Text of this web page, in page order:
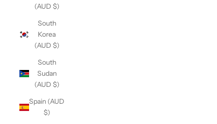
(AUD $)
South
Korea
(AUD $)
South
Sudan
(AUD $)
Spain (AUD
$)